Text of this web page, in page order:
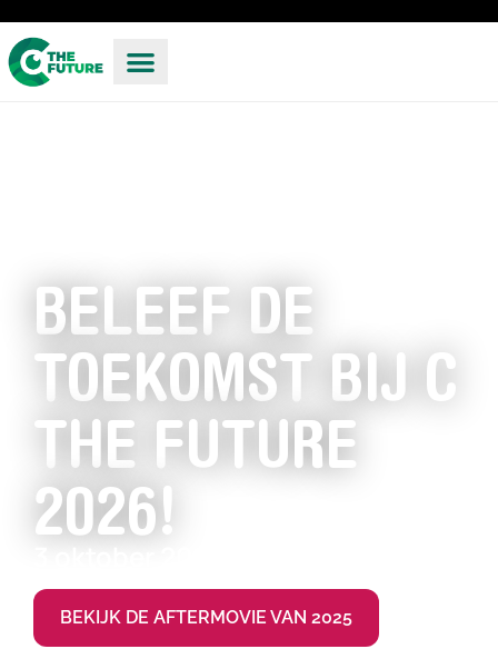
BELEEF DE
TOEKOMST BIJ C
THE FUTURE
2026!
BEKIJK DE AFTERMOVIE VAN 2025